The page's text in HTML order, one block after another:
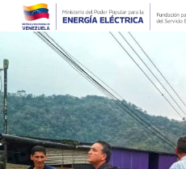
Saltar
contenido